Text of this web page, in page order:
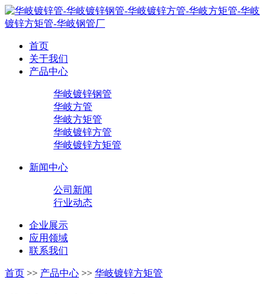
首页
关于我们
产品中心
华岐镀锌钢管
华岐方管
华岐方矩管
华岐镀锌方管
华岐镀锌方矩管
新闻中心
公司新闻
行业动态
企业展示
应用领域
联系我们
首页 >> 产品中心 >> 华岐镀锌方矩管